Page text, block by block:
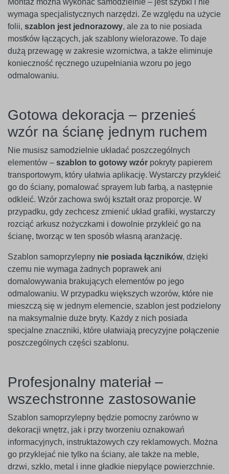
Montaż można wykonać samodzielnie – jest szybki i nie
wymaga specjalistycznych narzędzi. Ze względu na użycie
folii, szablon jest jednorazowy, ale za to nie posiada
mostków łączących, jak szablony wielorazowe. To daje
dużą przewagę w zakresie wzornictwa, a także eliminuje
konieczność ręcznego uzupełniania wzoru po jego
odmalowaniu.
Gotowa dekoracja – przenieś
wzór na ścianę jednym ruchem
Nie musisz samodzielnie układać poszczególnych
elementów – szablon to gotowy wzór pokryty papierem
transportowym, który ułatwia aplikację. Wystarczy przykleić
go do ściany, pomalować sprayem lub farbą, a następnie
odkleić. Wzór zachowa swój kształt oraz proporcje. W
przypadku, gdy zechcesz zmienić układ grafiki, wystarczy
rozciąć arkusz nożyczkami i dowolnie przykleić go na
ścianę, tworząc w ten sposób własną aranżację.
Szablon samoprzylepny nie posiada łączników, dzięki
czemu nie wymaga żadnych poprawek ani
domalowywania brakujących elementów po jego
odmalowaniu. W przypadku większych wzorów, które nie
mieszczą się w jednym elemencie, szablon jest podzielony
na maksymalnie duże bryty. Każdy z nich posiada
specjalne znaczniki, które ułatwiają precyzyjne połączenie
poszczególnych części szablonu.
Profesjonalny materiał –
wszechstronne zastosowanie
Szablon samoprzylepny będzie pomocny zarówno w
dekoracji wnętrz, jak i przy tworzeniu oznakowań
informacyjnych, instruktażowych czy reklamowych. Można
go przyklejać nie tylko na ściany, ale także na meble,
drzwi, szkło, metal i inne gładkie niepylące powierzchnie.